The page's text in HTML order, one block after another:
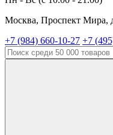
Москва, Проспект Мира,
+7 (984) 660-10-27 +7